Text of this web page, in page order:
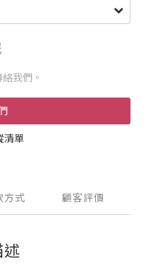
我們。
清單
方式 顧客評價